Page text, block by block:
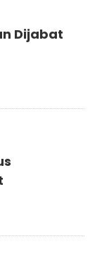
Dijabat